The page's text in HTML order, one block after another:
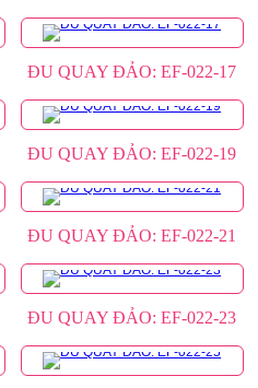
ĐU QUAY ĐẢO: EF-022-17
ĐU QUAY ĐẢO: EF-022-19
ĐU QUAY ĐẢO: EF-022-21
ĐU QUAY ĐẢO: EF-022-23